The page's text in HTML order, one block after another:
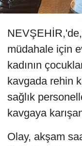
müdahale için
kadının
kavgada rehin
sağlık
kavgaya
Olay, akşam